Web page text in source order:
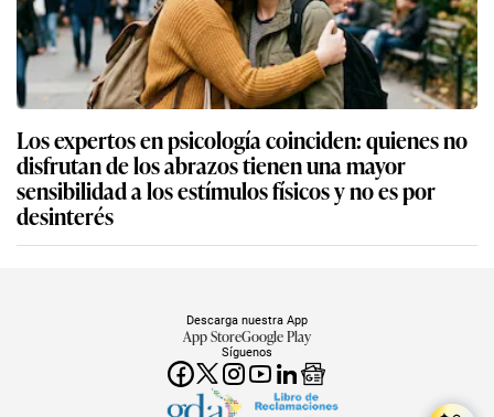
Los expertos en psicología coinciden: quienes no
disfrutan de los abrazos tienen una mayor
sensibilidad a los estímulos físicos y no es por
desinterés
Síguenos
Descarga nuestra App
App StoreGoogle Play